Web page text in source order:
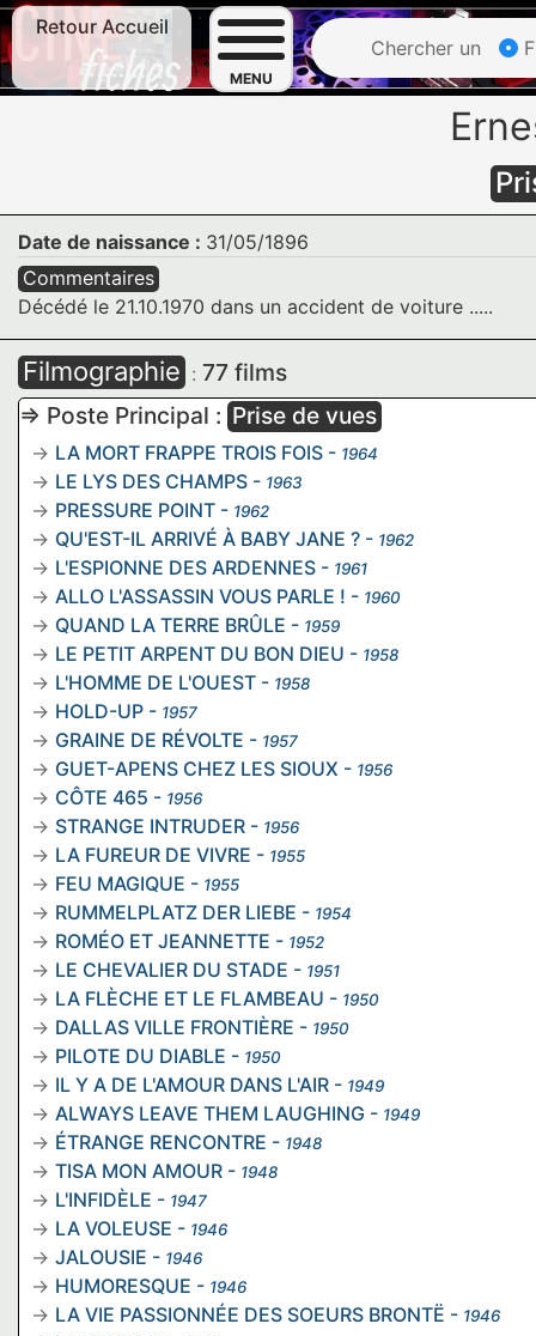
Retour Accueil
MENU
Chercher un
Date de naissance : 31/05/1896
Commentaires
Décédé le 21.10.1970 dans un accident de voiture .....
Filmographie : 77 films
=> Poste Principal : Prise de vues
LA MORT FRAPPE TROIS FOIS - 1964
LE LYS DES CHAMPS - 1963
PRESSURE POINT - 1962
QU'EST-IL ARRIVÉ À BABY JANE ? - 1962
L'ESPIONNE DES ARDENNES - 1961
ALLO L'ASSASSIN VOUS PARLE ! - 1960
QUAND LA TERRE BRÛLE - 1959
LE PETIT ARPENT DU BON DIEU - 1958
L'HOMME DE L'OUEST - 1958
HOLD-UP - 1957
GRAINE DE RÉVOLTE - 1957
GUET-APENS CHEZ LES SIOUX - 1956
CÔTE 465 - 1956
STRANGE INTRUDER - 1956
LA FUREUR DE VIVRE - 1955
FEU MAGIQUE - 1955
RUMMELPLATZ DER LIEBE - 1954
ROMÉO ET JEANNETTE - 1952
LE CHEVALIER DU STADE - 1951
LA FLÈCHE ET LE FLAMBEAU - 1950
DALLAS VILLE FRONTIÈRE - 1950
PILOTE DU DIABLE - 1950
IL Y A DE L'AMOUR DANS L'AIR - 1949
ALWAYS LEAVE THEM LAUGHING - 1949
ÉTRANGE RENCONTRE - 1948
TISA MON AMOUR - 1948
L'INFIDÈLE - 1947
LA VOLEUSE - 1946
JALOUSIE - 1946
HUMORESQUE - 1946
LA VIE PASSIONNÉE DES SOEURS BRONTË - 1946